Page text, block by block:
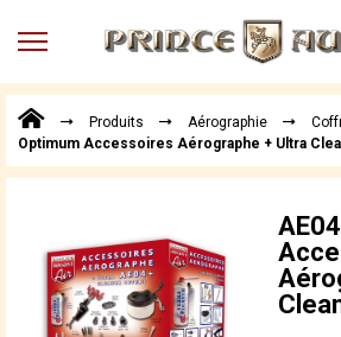
MENU
Points
de
Vente
Téléchargements
Techniques,
Produits Aérographie
Optimum Accessoires Aérographe + Ultra